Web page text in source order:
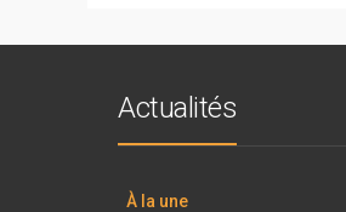
Actualités
À la une